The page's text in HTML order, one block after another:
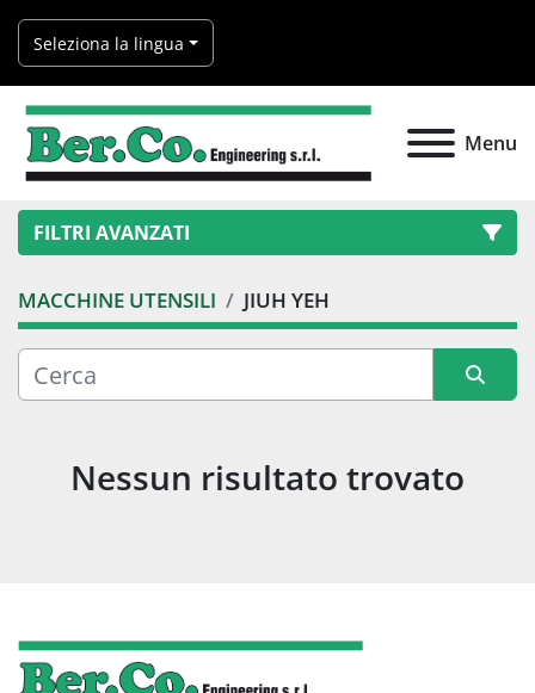
Seleziona la lingua
Menu
FILTRI AVANZATI
Categoria
Produttore
Modello
MACCHINE UTENSILI JIUH YEH
Nessun risultato trovato